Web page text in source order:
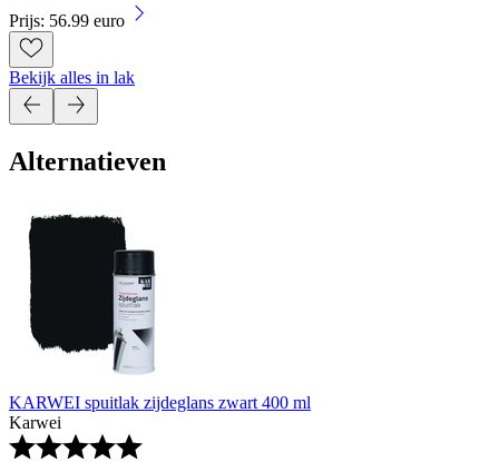
Prijs: 56.99 euro
Bekijk alles in lak
Alternatieven
KARWEI spuitlak zijdeglans zwart 400 ml
Karwei